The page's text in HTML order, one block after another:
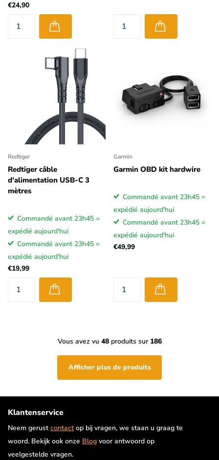
€24,90
Redtiger
Redtiger câble
d'alimentation USB-C 3
mètres
Commandé avant 23h45 =
expédié aujourd'hui
Commandé avant 23h45 =
expédié aujourd'hui
€19,99
Garmin
Garmin OBD kit hardwire
Commandé avant 23h45 =
expédié aujourd'hui
Commandé avant 23h45 =
expédié aujourd'hui
€49,99
Vous avez vu 48produits sur 186
Afficher plus de produits
Klantenservice
Neem gerust contact op bij vragen, we staan u graag te
woord. Bekijk ook onze Blog voor antwoord op
veelgestelde vragen.